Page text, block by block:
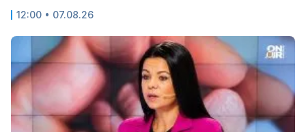
12:00 • 07.08.26